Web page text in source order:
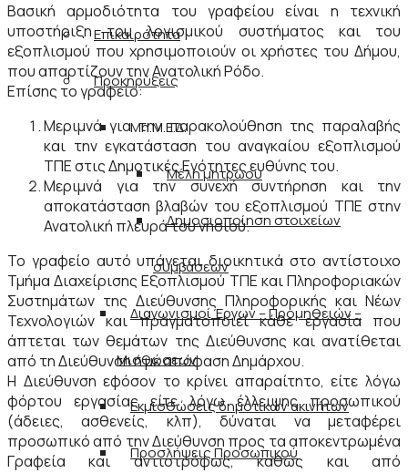
Επικαιρότητα
Προκηρύξεις
Μη.Μ.Ε.Δ.
Μέλη μητρώου
Δημοσιοποίηση στοιχείων
συμβάσεων
Διαγωνισμοί Έργων – Προμηθειών –
Μισθώσεων
Εκμισθώσεις δημοτικών ακινήτων
Προσλήψεις Προσωπικού
Βασική αρμοδιότητα του γραφείου είναι η τεχνική
υποστήριξη του λογισμικού συστήματος και του
εξοπλισμού που χρησιμοποιούν οι χρήστες του Δήμου,
που απαρτίζουν την Ανατολική Ρόδο.
Επίσης το γραφείο:
Μεριμνά για την παρακολούθηση της παραλαβής
και την εγκατάσταση του αναγκαίου εξοπλισμού
ΤΠΕ στις Δημοτικές Ενότητες ευθύνης του.
Μεριμνά για την συνεχή συντήρηση και την
αποκατάσταση βλαβών του εξοπλισμού ΤΠΕ στην
Ανατολική πλευρά του νησιού.
Το γραφείο αυτό υπάγεται διοικητικά στο αντίστοιχο
Τμήμα Διαχείρισης Εξοπλισμού ΤΠΕ και Πληροφοριακών
Συστημάτων της Διεύθυνσης Πληροφορικής και Νέων
Τεχνολογιών και πραγματοποιεί κάθε εργασία που
άπτεται των θεμάτων της Διεύθυνσης και ανατίθεται
από τη Διεύθυνση ή με απόφαση Δημάρχου.
Η Διεύθυνση εφόσον το κρίνει απαραίτητο, είτε λόγω
φόρτου εργασίας είτε λόγω έλλειψης προσωπικού
(άδειες, ασθενείς, κλπ), δύναται να μεταφέρει
προσωπικό από την Διεύθυνση προς τα αποκεντρωμένα
Γραφεία και αντιστρόφως, καθώς και από